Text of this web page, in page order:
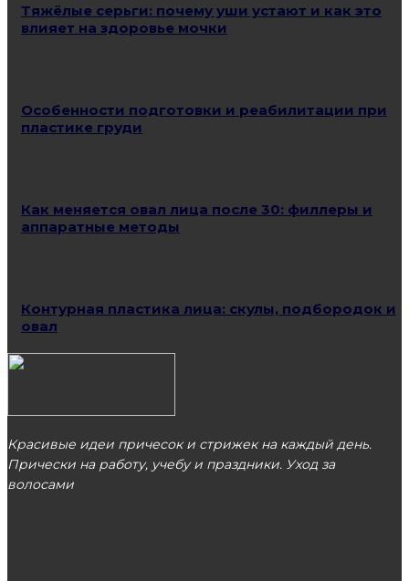
Тяжёлые серьги: почему уши устают и как это
влияет на здоровье мочки
Особенности подготовки и реабилитации при
пластике груди
Как меняется овал лица после 30: филлеры и
аппаратные методы
Контурная пластика лица: скулы, подбородок и
овал
Красивые идеи причесок и стрижек на каждый день.
Прически на работу, учебу и праздники. Уход за
волосами